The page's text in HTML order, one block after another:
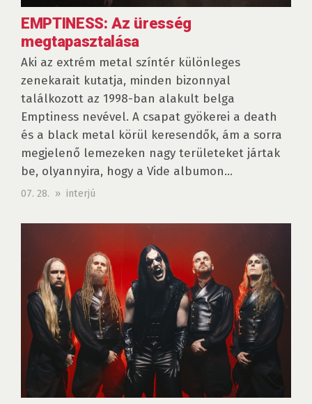
EMPTINESS: Az üresség
megtapasztalása
Aki az extrém metal színtér különleges
zenekarait kutatja, minden bizonnyal
találkozott az 1998-ban alakult belga
Emptiness nevével. A csapat gyökerei a death
és a black metal körül keresendők, ám a sorra
megjelenő lemezeken nagy területeket jártak
be, olyannyira, hogy a Vide albumon...
07. 28. » interjú